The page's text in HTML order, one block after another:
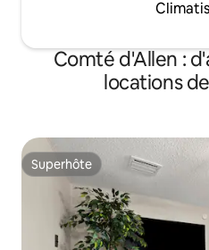
Comté d'Allen :
locations
Superhôte
Superhôte